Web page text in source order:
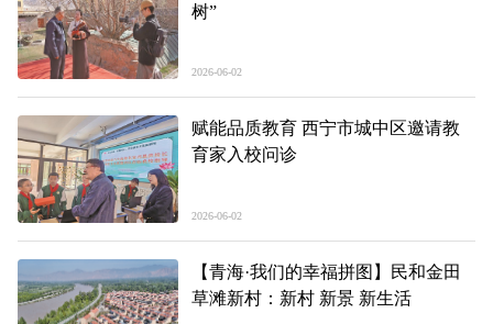
树”
2026-06-02
赋能品质教育 西宁市城中区邀请教
育家入校问诊
2026-06-02
【青海·我们的幸福拼图】民和金田
草滩新村：新村 新景 新生活